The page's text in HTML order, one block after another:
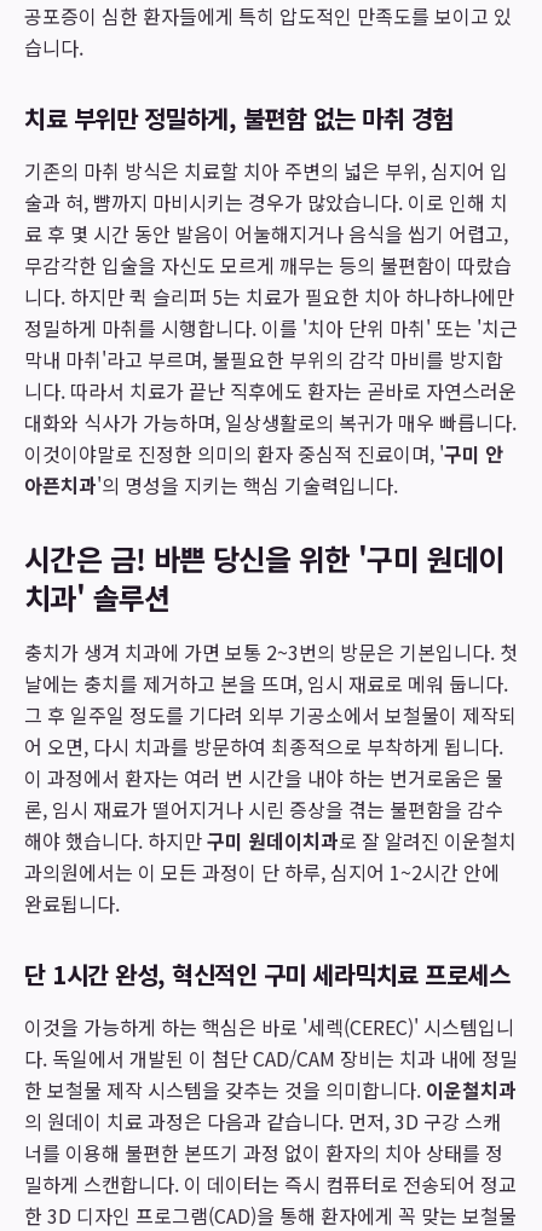
공포증이 심한 환자들에게 특히 압도적인 만족도를 보이고 있
습니다.
치료 부위만 정밀하게, 불편함 없는 마취 경험
기존의 마취 방식은 치료할 치아 주변의 넓은 부위, 심지어 입
술과 혀, 뺨까지 마비시키는 경우가 많았습니다. 이로 인해 치
료 후 몇 시간 동안 발음이 어눌해지거나 음식을 씹기 어렵고,
무감각한 입술을 자신도 모르게 깨무는 등의 불편함이 따랐습
니다. 하지만 퀵 슬리퍼 5는 치료가 필요한 치아 하나하나에만
정밀하게 마취를 시행합니다. 이를 '치아 단위 마취' 또는 '치근
막내 마취'라고 부르며, 불필요한 부위의 감각 마비를 방지합
니다. 따라서 치료가 끝난 직후에도 환자는 곧바로 자연스러운
대화와 식사가 가능하며, 일상생활로의 복귀가 매우 빠릅니다.
이것이야말로 진정한 의미의 환자 중심적 진료이며, '구미 안
아픈치과'의 명성을 지키는 핵심 기술력입니다.
시간은 금! 바쁜 당신을 위한 '구미 원데이
치과' 솔루션
충치가 생겨 치과에 가면 보통 2~3번의 방문은 기본입니다. 첫
날에는 충치를 제거하고 본을 뜨며, 임시 재료로 메워 둡니다.
그 후 일주일 정도를 기다려 외부 기공소에서 보철물이 제작되
어 오면, 다시 치과를 방문하여 최종적으로 부착하게 됩니다.
이 과정에서 환자는 여러 번 시간을 내야 하는 번거로움은 물
론, 임시 재료가 떨어지거나 시린 증상을 겪는 불편함을 감수
해야 했습니다. 하지만구미 원데이치과로 잘 알려진 이운철치
과의원에서는 이 모든 과정이 단 하루, 심지어 1~2시간 안에
완료됩니다.
단 1시간 완성, 혁신적인 구미 세라믹치료 프로세스
이것을 가능하게 하는 핵심은 바로 '세렉(CEREC)' 시스템입니
다. 독일에서 개발된 이 첨단 CAD/CAM 장비는 치과 내에 정밀
한 보철물 제작 시스템을 갖추는 것을 의미합니다. 이운철치과
의 원데이 치료 과정은 다음과 같습니다. 먼저, 3D 구강 스캐
너를 이용해 불편한 본뜨기 과정 없이 환자의 치아 상태를 정
밀하게 스캔합니다. 이 데이터는 즉시 컴퓨터로 전송되어 정교
한 3D 디자인 프로그램(CAD)을 통해 환자에게 꼭 맞는 보철물